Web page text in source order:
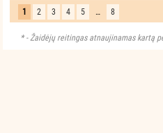
1 2 3 4 5 … 8
Žaidėjų reitingas atnaujinamas kartą